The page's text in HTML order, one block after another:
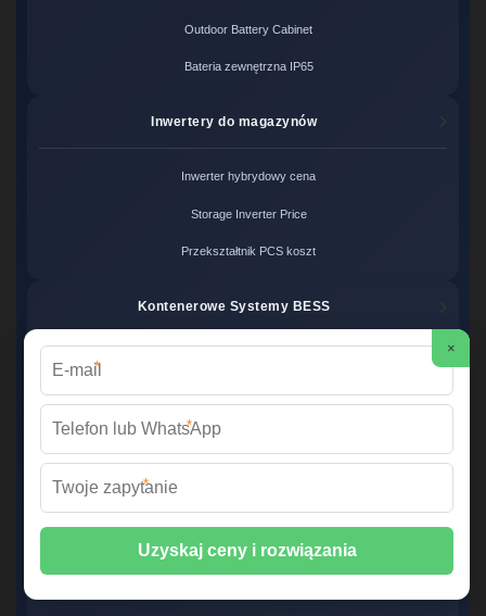
Outdoor Battery Cabinet
Bateria zewnętrzna IP65
Inwertery do magazynów
Inwerter hybrydowy cena
Storage Inverter Price
Przekształtnik PCS koszt
Kontenerowe Systemy BESS
Magazyn energii kontener
System BESS Price
Hurtownia Systemów OZE
Hurtowe ceny BESS
×
*
*
*